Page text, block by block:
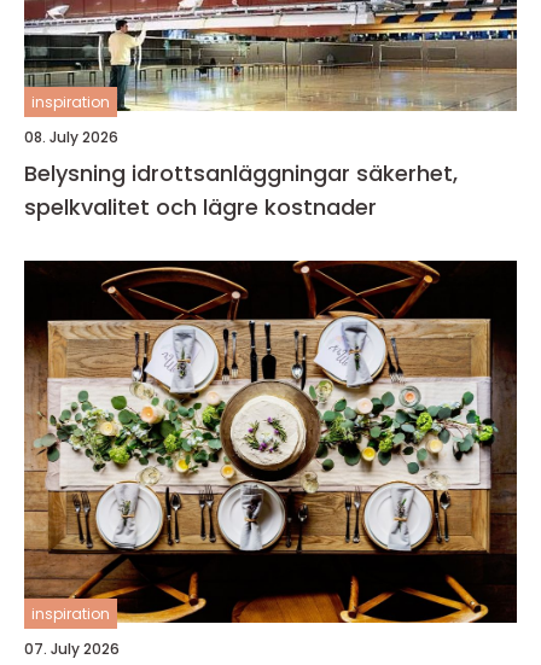
inspiration
08. July 2026
Belysning idrottsanläggningar säkerhet,
spelkvalitet och lägre kostnader
inspiration
07. July 2026